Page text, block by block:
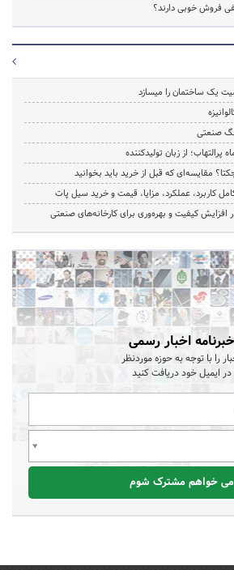
فروش خوبی دارند؟
یک ساختمان را میسازد
صنعتی
از زبان تولیدکننده
مقایسه‌ای که قبل از خرید باید بخوانید
کاربرد، عملکرد، مزایا، قیمت و خرید سیل پات
کیفیت و بهره‌وری برای کارخانه‌های صنعتی
خبرنامه اخبار رسمی
را با توجه به حوزه موردنظر
در ایمیل خود دریافت کنید
می خواهم مشترک شوم